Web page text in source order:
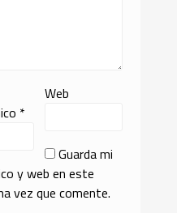
*
Web
Guarda mi
y web en este
vez que comente.